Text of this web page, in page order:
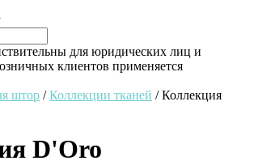
для юридических лиц и
клиентов применяется
штор /Коллекции тканей / Коллекция
D'Oro